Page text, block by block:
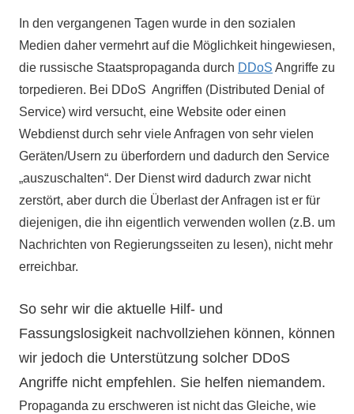
In den vergangenen Tagen wurde in den sozialen
Medien daher vermehrt auf die Möglichkeit hingewiesen,
die russische Staatspropaganda durch DDoS Angriffe zu
torpedieren. Bei DDoS Angriffen (Distributed Denial of
Service) wird versucht, eine Website oder einen
Webdienst durch sehr viele Anfragen von sehr vielen
Geräten/Usern zu überfordern und dadurch den Service
„auszuschalten“. Der Dienst wird dadurch zwar nicht
zerstört, aber durch die Überlast der Anfragen ist er für
diejenigen, die ihn eigentlich verwenden wollen (z.B. um
Nachrichten von Regierungsseiten zu lesen), nicht mehr
erreichbar.
So sehr wir die aktuelle Hilf- und
Fassungslosigkeit nachvollziehen können, können
wir jedoch die Unterstützung solcher DDoS
Angriffe nicht empfehlen. Sie helfen niemandem.
Propaganda zu erschweren ist nicht das Gleiche, wie